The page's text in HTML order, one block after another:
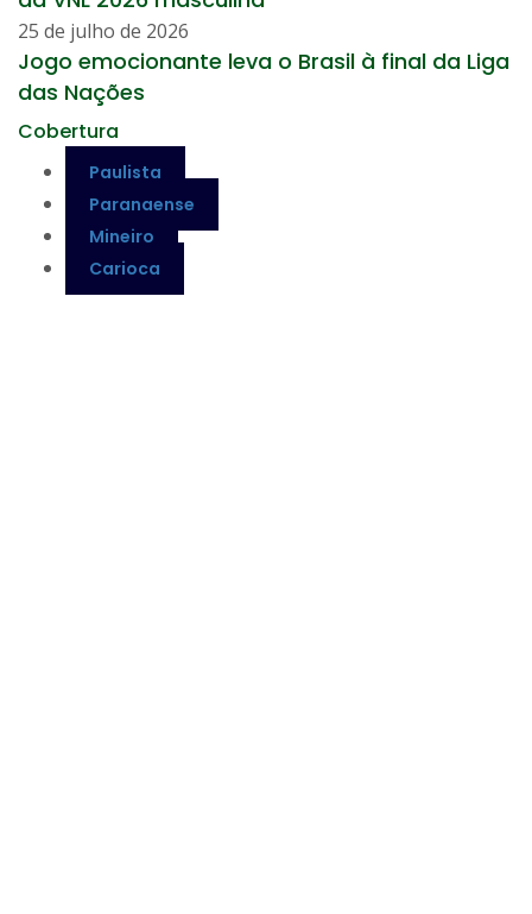
25 de julho de 2026
Jogo emocionante leva o Brasil à final da Liga
das Nações
Cobertura
Paulista
Paranaense
Mineiro
Carioca